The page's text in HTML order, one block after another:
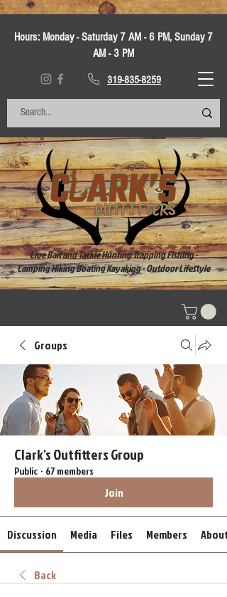
Hours: Monday - Saturday 7 AM - 6 PM, Sunday 7
AM - 3 PM
319-835-8259
Live Bait and Tackle Hunting Trapping Fishing -
Camping Hiking Boating Kayaking - Outdoor Lifestyle
Groups
Clark's Outfitters Group
Public · 67 members
Join
Discussion Media Files Members About
Back